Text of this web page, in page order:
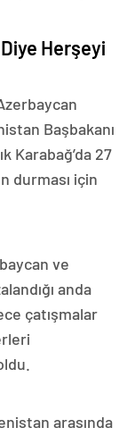
Herşeyi
Başbakanı
Karabağ’da 27
durması için
ve
anda
çatışmalar
arasında